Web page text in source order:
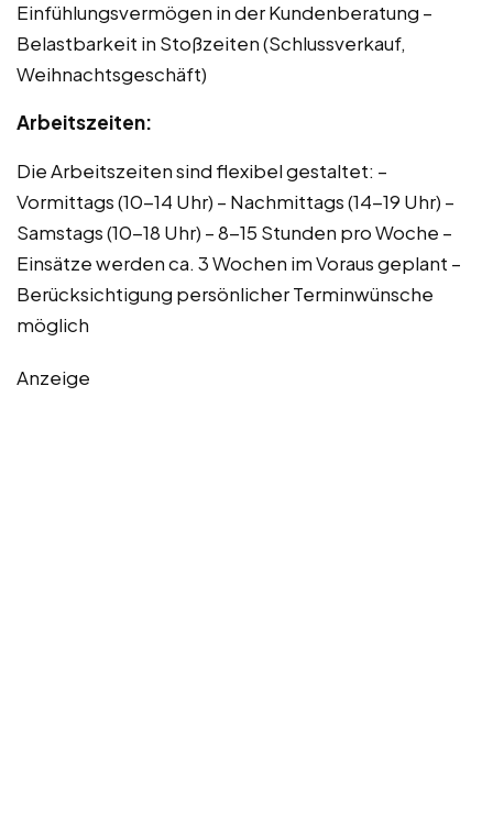
Einfühlungsvermögen in der Kundenberatung –
Belastbarkeit in Stoßzeiten (Schlussverkauf,
Weihnachtsgeschäft)
Arbeitszeiten:
Die Arbeitszeiten sind flexibel gestaltet: –
Vormittags (10-14 Uhr) – Nachmittags (14-19 Uhr) –
Samstags (10-18 Uhr) – 8-15 Stunden pro Woche –
Einsätze werden ca. 3 Wochen im Voraus geplant –
Berücksichtigung persönlicher Terminwünsche
möglich
Anzeige